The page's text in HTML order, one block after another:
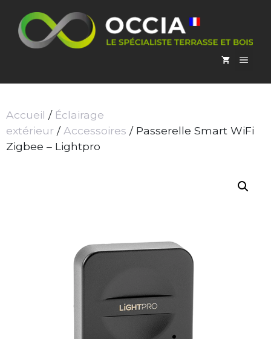
contenu
Accueil / Éclairage
extérieur /Accessoires / Passerelle Smart WiFi
Zigbee – Lightpro